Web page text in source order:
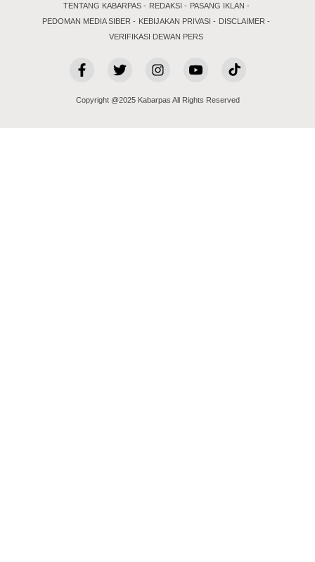
TENTANG KABARPAS REDAKSI
PASANG IKLAN
PEDOMAN MEDIA SIBER
KEBIJAKAN PRIVASI
DISCLAIMER
VERIFIKASI DEWAN PERS
Copyright @2025 Kabarpas All Rights Reserved